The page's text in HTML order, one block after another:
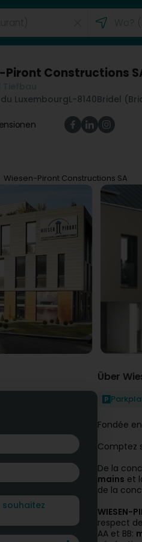
Piront Constructions
LuxembourgL-8140Bridel
Wiesen-Piront Constructions SA
Über
Fondée
Comptez
De la
mains et
de la
WIESEN-
respect
AA et BB: